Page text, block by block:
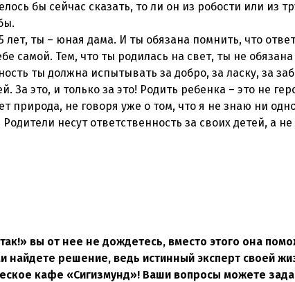
бы сейчас сказать, то ли он из робости или из
лет, ты – юная дама. И ты обязана помнить, что
самой. Тем, что ты родилась на свет, ты не
ты должна испытывать за добро, за ласку, за
За это, и только за это! Родить ребенка – это не
природа, не говоря уже о том, что я не знаю ни
несут ответственность за своих детей, а
вы от нее не дождетесь, вместо этого она
найдете решение, ведь истинный эксперт своей
кафе «Сигизмунд»! Ваши вопросы можете